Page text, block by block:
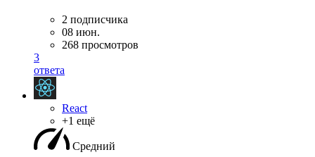
2 подписчика
08 июн.
268 просмотров
3
ответа
React
+1 ещё
Средний